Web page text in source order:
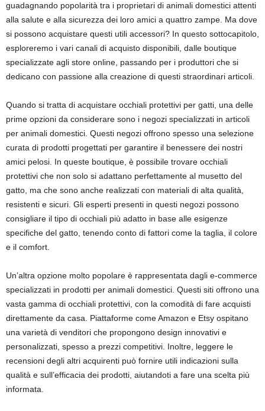
guadagnando popolarità tra i proprietari di animali domestici attenti
alla salute e alla sicurezza dei loro amici a quattro zampe. Ma dove
si possono acquistare questi utili accessori? In questo sottocapitolo,
esploreremo i vari canali di acquisto disponibili, dalle boutique
specializzate agli store online, passando per i produttori che si
dedicano con passione alla creazione di questi straordinari articoli.
Quando si tratta di acquistare occhiali protettivi per gatti, una delle
prime opzioni da considerare sono i negozi specializzati in articoli
per animali domestici. Questi negozi offrono spesso una selezione
curata di prodotti progettati per garantire il benessere dei nostri
amici pelosi. In queste boutique, è possibile trovare occhiali
protettivi che non solo si adattano perfettamente al musetto del
gatto, ma che sono anche realizzati con materiali di alta qualità,
resistenti e sicuri. Gli esperti presenti in questi negozi possono
consigliare il tipo di occhiali più adatto in base alle esigenze
specifiche del gatto, tenendo conto di fattori come la taglia, il colore
e il comfort.
Un’altra opzione molto popolare è rappresentata dagli e-commerce
specializzati in prodotti per animali domestici. Questi siti offrono una
vasta gamma di occhiali protettivi, con la comodità di fare acquisti
direttamente da casa. Piattaforme come Amazon e Etsy ospitano
una varietà di venditori che propongono design innovativi e
personalizzati, spesso a prezzi competitivi. Inoltre, leggere le
recensioni degli altri acquirenti può fornire utili indicazioni sulla
qualità e sull’efficacia dei prodotti, aiutandoti a fare una scelta più
informata.